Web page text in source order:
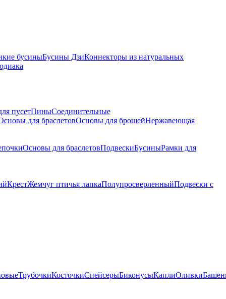
бусиныБусины ДзиКоннекторы из натуральных
пусетПиныСоединительные
для браслетовОсновы для брошейНержавеющая
Основы для браслетовПодвескиБусиныРамки для
КрестЖемчуг птичья лапкаПолупросверленныйПодвески с
ТрубочкиКосточкиСпейсерыБиконусыКаплиОливки